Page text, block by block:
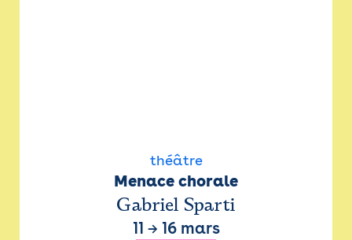
théâtre
Menace chorale
Gabriel Sparti
11 → 16 mars